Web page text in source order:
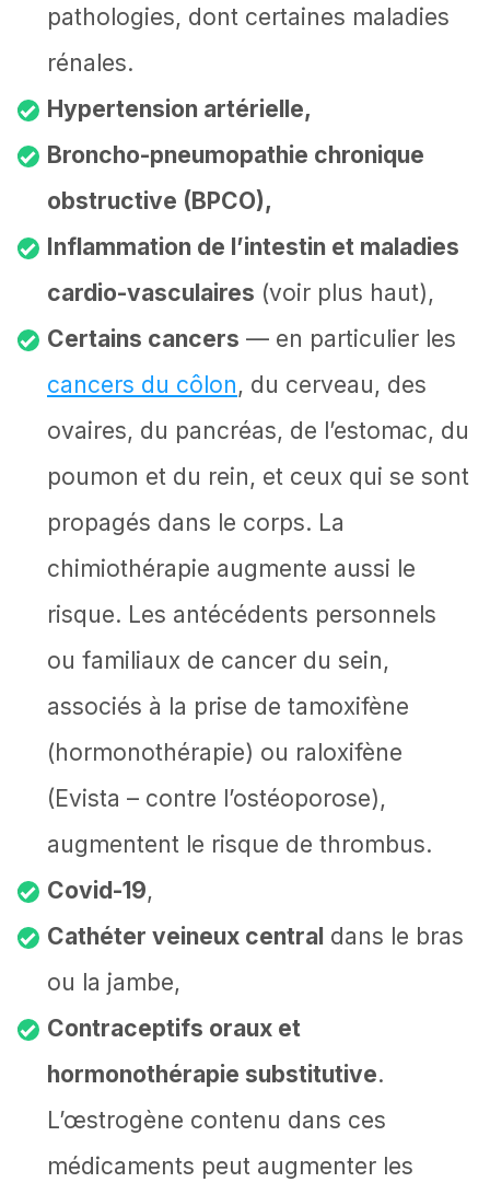
pathologies, dont certaines maladies
rénales.
Hypertension artérielle,
Broncho-pneumopathie chronique
obstructive (BPCO),
Inflammation de l’intestin et maladies
cardio-vasculaires (voir plus haut),
Certains cancers — en particulier les
cancers du côlon, du cerveau, des
ovaires, du pancréas, de l’estomac, du
poumon et du rein, et ceux qui se sont
propagés dans le corps. La
chimiothérapie augmente aussi le
risque. Les antécédents personnels
ou familiaux de cancer du sein,
associés à la prise de tamoxifène
(hormonothérapie) ou raloxifène
(Evista – contre l’ostéoporose),
augmentent le risque de thrombus.
Covid-19,
Cathéter veineux central dans le bras
ou la jambe,
Contraceptifs oraux et
hormonothérapie substitutive.
L’œstrogène contenu dans ces
médicaments peut augmenter les